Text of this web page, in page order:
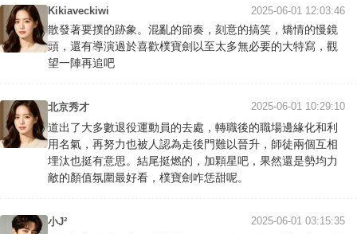
Kikiaveckiwi 2025-06-01 12:03:46
散發著要撲的跡象。混亂的節奏，刻意的搞笑，矯情的慢鏡
頭，還有導演過於喜歡樸寶劍以至太多無必要的大特寫，觀
望一陣再追吧
北京秀才 2025-06-01 10:29:10
道出了大多數退役運動員的去處，轉職後的職場邊緣化和利
用名氣，再努力也被人認為走後門難以晉升，師徒兩個互相
埋汰也挺有意思。結尾挺燃的，加顆星吧，果然還是勢均力
敵的顏值氛圍最好看，樸寶劍咋恁甜呢。
小J² 2025-06-01 03:15:35